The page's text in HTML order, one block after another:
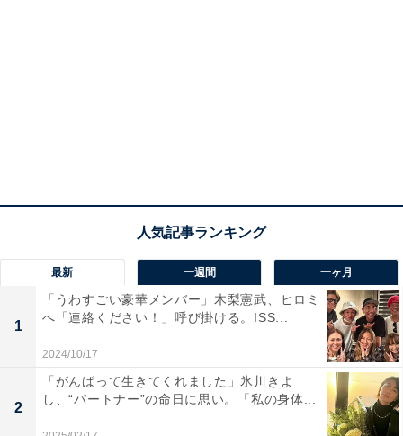
最新 一週間 一ヶ月
1
「うわすごい豪華メンバー」木梨憲武、ヒロミ
へ「連絡ください！」呼び掛ける。ISS...
2024/10/17
2
「がんばって生きてくれました」氷川きよ
し、“パートナー”の命日に思い。「私の身体...